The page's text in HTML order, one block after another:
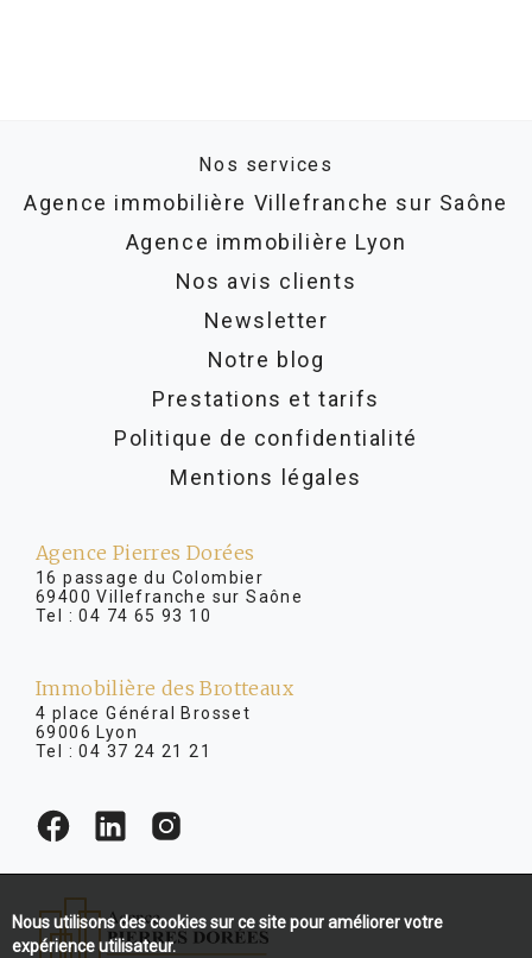
Nos services
Agence immobilière Villefranche sur Saône
Agence immobilière Lyon
Nos avis clients
Newsletter
Notre blog
Prestations et tarifs
Politique de confidentialité
Mentions légales
Agence Pierres Dorées
16 passage du Colombier
69400 Villefranche sur Saône
Tel :04 74 65 93 10
Immobilière des Brotteaux
4 place Général Brosset
69006 Lyon
Tel :04 37 24 21 21
Nous utilisons des cookies sur ce site pour améliorer votre
expérience utilisateur.